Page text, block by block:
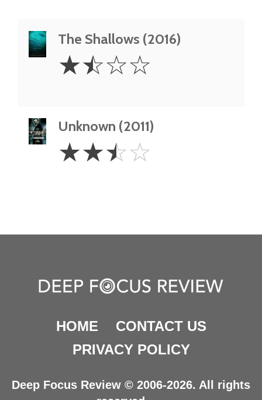
The Shallows (2016)
1.5
Stars
☆☆☆☆
Unknown (2011)
2.5
Stars
☆☆☆☆
HOME
CONTACT US
PRIVACY POLICY
Deep Focus Review © 2006-2026. All rights